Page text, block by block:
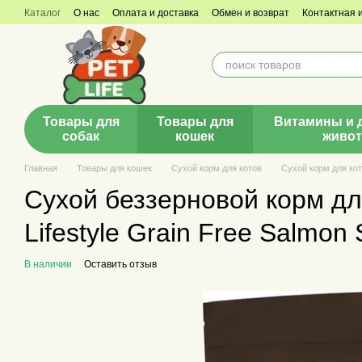
Перейти к основному контенту
Каталог О нас Оплата и доставка Обмен и возврат
Товары для
собак
Товары для
кошек
Витамины и
Главная Товары для кошек Сухой корм для котов Сухой корм для
Сухой беззерновой корм
Lifestyle Grain Free Salmon
В наличии Оставить отзыв